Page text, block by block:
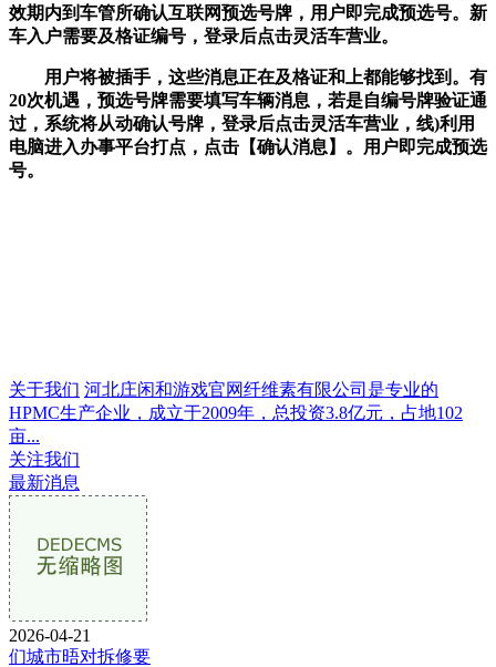
效期内到车管所确认互联网预选号牌，用户即完成预选号。新
车入户需要及格证编号，登录后点击灵活车营业。
用户将被插手，这些消息正在及格证和上都能够找到。有
20次机遇，预选号牌需要填写车辆消息，若是自编号牌验证通
过，系统将从动确认号牌，登录后点击灵活车营业，线)利用
电脑进入办事平台打点，点击【确认消息】。用户即完成预选
号。
关于我们 河北庄闲和游戏官网纤维素有限公司是专业的
HPMC生产企业，成立于2009年，总投资3.8亿元，占地102
亩...
关注我们
最新消息
2026-04-21
们城市晤对拆修要